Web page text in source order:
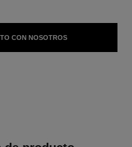
CON NOSOTROS